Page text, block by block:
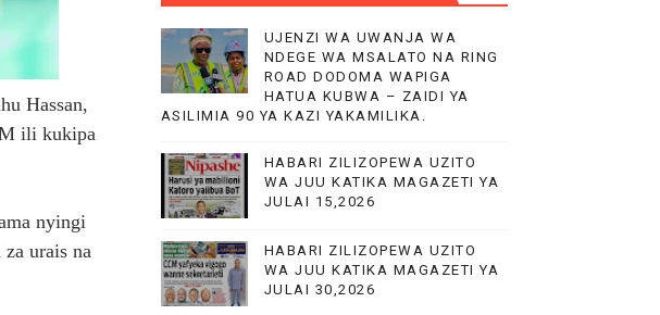
NA MAADILI KATIKA UTOAJI WA HUDUMA NANENANE
AFYA, ACHANGIA MIL 10.5 CHUO CHA UUGUZI NZEGA
MAENDELEO YA MIUNDOMBINU AFRIKA
WAZIRI LONDO NANE NANE
Hassan,
ili kukipa
nyingi
urais na
UJENZI WA UWANJA WA
NDEGE WA MSALATO NA RING
ROAD DODOMA WAPIGA
HATUA KUBWA – ZAIDI YA
ASILIMIA 90 YA KAZI YAKAMILIKA.
HABARI ZILIZOPEWA UZITO
WA JUU KATIKA MAGAZETI YA
JULAI 15,2026
HABARI ZILIZOPEWA UZITO
WA JUU KATIKA MAGAZETI YA
JULAI 30,2026